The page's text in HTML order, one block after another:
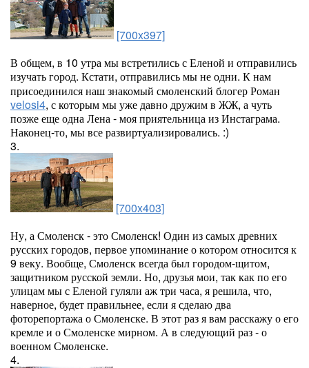
[700x397]
В общем, в 10 утра мы встретились с Еленой и отправились
изучать город. Кстати, отправились мы не одни. К нам
присоединился наш знакомый смоленский блогер Роман
velosi4, с которым мы уже давно дружим в ЖЖ, а чуть
позже еще одна Лена - моя приятельница из Инстаграма.
Наконец-то, мы все развиртуализировались. :)
3.
[700x403]
Ну, а Смоленск - это Смоленск! Один из самых древних
русских городов, первое упоминание о котором относится к
9 веку. Вообще, Смоленск всегда был городом-щитом,
защитником русской земли. Но, друзья мои, так как по его
улицам мы с Еленой гуляли аж три часа, я решила, что,
наверное, будет правильнее, если я сделаю два
фоторепортажа о Смоленске. В этот раз я вам расскажу о его
кремле и о Смоленске мирном. А в следующий раз - о
военном Смоленске.
4.